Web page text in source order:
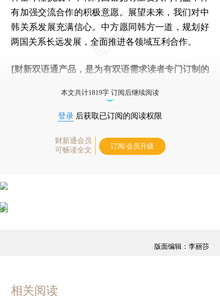
有加强交流合作的积极意愿。展望未来，我们对中
韩关系发展充满信心。中方愿同韩方一道，规划好
两国关系长远发展，全面推进各领域互利合作。
[财新双语通产品，是为有双语需求读者专门订制的
本文共计1819字 订阅后继续阅读
登录 后获取已订阅的阅读权限
财新通会员
可畅读全文
订阅/会员升级
版面编辑：李丽莎
相关阅读